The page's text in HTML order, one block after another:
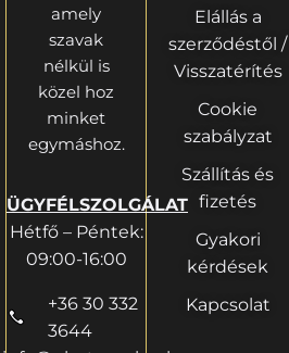
amely
szavak
nélkül is
közel hoz
minket
egymáshoz.
ÜGYFÉLSZOLGÁLAT
Hétfő – Péntek:
09:00-16:00
+36 30 332
3644
Elállás a
szerződéstől /
Visszatérítés
Cookie
szabályzat
Szállítás és
fizetés
Gyakori
kérdések
Kapcsolat